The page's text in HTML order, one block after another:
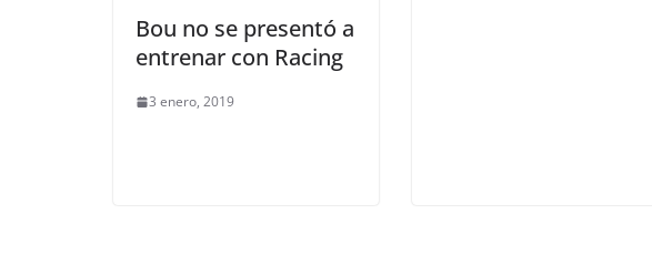
Bou no se presentó a
entrenar con Racing
3 enero, 2019